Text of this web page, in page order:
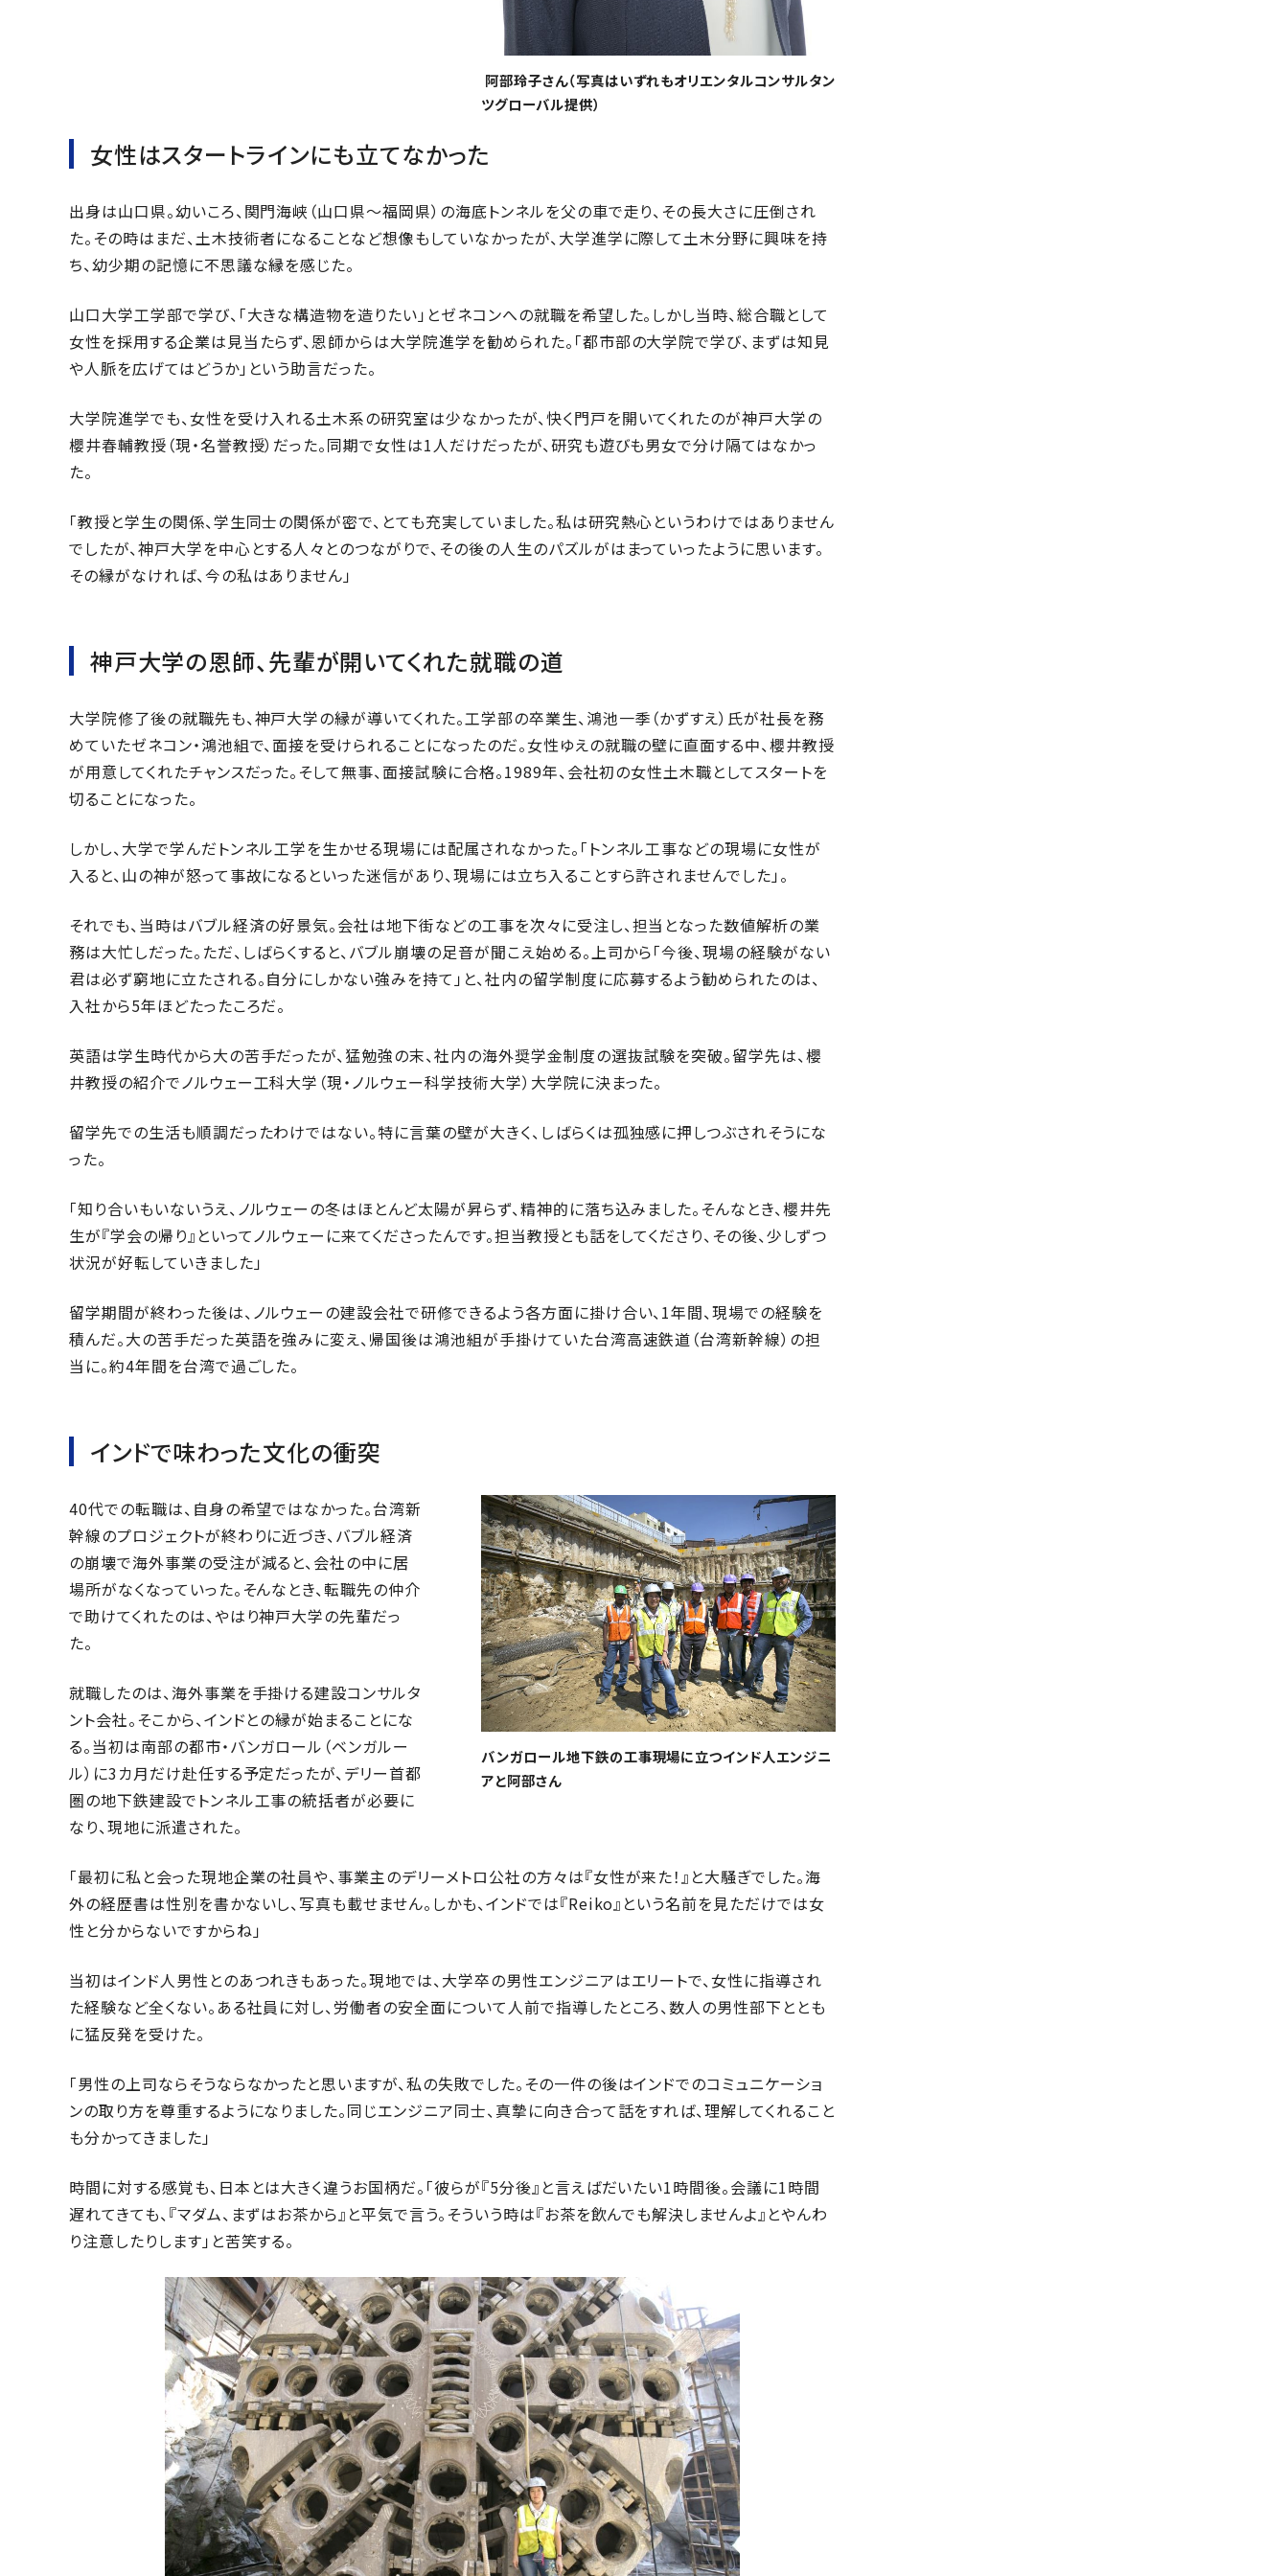
阿部玲子さん（写真はいずれもオリエンタルコンサルタン
ツグローバル提供）
女性はスタートラインにも立てなかった
出身は山口県。幼いころ、関門海峡（山口県～福岡県）の海底トンネルを父の車で走り、その長大さに圧倒され
た。その時はまだ、土木技術者になることなど想像もしていなかったが、大学進学に際して土木分野に興味を持
ち、幼少期の記憶に不思議な縁を感じた。
山口大学工学部で学び、「大きな構造物を造りたい」とゼネコンへの就職を希望した。しかし当時、総合職として
女性を採用する企業は見当たらず、恩師からは大学院進学を勧められた。「都市部の大学院で学び、まずは知見
や人脈を広げてはどうか」という助言だった。
大学院進学でも、女性を受け入れる土木系の研究室は少なかったが、快く門戸を開いてくれたのが神戸大学の
櫻井春輔教授（現・名誉教授）だった。同期で女性は1人だけだったが、研究も遊びも男女で分け隔てはなかっ
た。
「教授と学生の関係、学生同士の関係が密で、とても充実していました。私は研究熱心というわけではありません
でしたが、神戸大学を中心とする人々とのつながりで、その後の人生のパズルがはまっていったように思います。
その縁がなければ、今の私はありません」
神戸大学の恩師、先輩が開いてくれた就職の道
大学院修了後の就職先も、神戸大学の縁が導いてくれた。工学部の卒業生、鴻池一季（かずすえ）氏が社長を務
めていたゼネコン・鴻池組で、面接を受けられることになったのだ。女性ゆえの就職の壁に直面する中、櫻井教授
が用意してくれたチャンスだった。そして無事、面接試験に合格。1989年、会社初の女性土木職としてスタートを
切ることになった。
しかし、大学で学んだトンネル工学を生かせる現場には配属されなかった。「トンネル工事などの現場に女性が
入ると、山の神が怒って事故になるといった迷信があり、現場には立ち入ることすら許されませんでした」。
それでも、当時はバブル経済の好景気。会社は地下街などの工事を次々に受注し、担当となった数値解析の業
務は大忙しだった。ただ、しばらくすると、バブル崩壊の足音が聞こえ始める。上司から「今後、現場の経験がない
君は必ず窮地に立たされる。自分にしかない強みを持て」と、社内の留学制度に応募するよう勧められたのは、
入社から5年ほどたったころだ。
英語は学生時代から大の苦手だったが、猛勉強の末、社内の海外奨学金制度の選抜試験を突破。留学先は、櫻
井教授の紹介でノルウェー工科大学（現・ノルウェー科学技術大学）大学院に決まった。
留学先での生活も順調だったわけではない。特に言葉の壁が大きく、しばらくは孤独感に押しつぶされそうにな
った。
「知り合いもいないうえ、ノルウェーの冬はほとんど太陽が昇らず、精神的に落ち込みました。そんなとき、櫻井先
生が『学会の帰り』といってノルウェーに来てくださったんです。担当教授とも話をしてくださり、その後、少しずつ
状況が好転していきました」
留学期間が終わった後は、ノルウェーの建設会社で研修できるよう各方面に掛け合い、1年間、現場での経験を
積んだ。大の苦手だった英語を強みに変え、帰国後は鴻池組が手掛けていた台湾高速鉄道（台湾新幹線）の担
当に。約4年間を台湾で過ごした。
インドで味わった文化の衝突
バンガロール地下鉄の工事現場に立つインド人エンジニ
アと阿部さん
40代での転職は、自身の希望ではなかった。台湾新
幹線のプロジェクトが終わりに近づき、バブル経済
の崩壊で海外事業の受注が減ると、会社の中に居
場所がなくなっていった。そんなとき、転職先の仲介
で助けてくれたのは、やはり神戸大学の先輩だっ
た。
就職したのは、海外事業を手掛ける建設コンサルタ
ント会社。そこから、インドとの縁が始まることにな
る。当初は南部の都市・バンガロール（ベンガルー
ル）に3カ月だけ赴任する予定だったが、デリー首都
圏の地下鉄建設でトンネル工事の統括者が必要に
なり、現地に派遣された。
「最初に私と会った現地企業の社員や、事業主のデリーメトロ公社の方々は『女性が来た！』と大騒ぎでした。海
外の経歴書は性別を書かないし、写真も載せません。しかも、インドでは『Reiko』という名前を見ただけでは女
性と分からないですからね」
当初はインド人男性とのあつれきもあった。現地では、大学卒の男性エンジニアはエリートで、女性に指導され
た経験など全くない。ある社員に対し、労働者の安全面について人前で指導したところ、数人の男性部下ととも
に猛反発を受けた。
「男性の上司ならそうならなかったと思いますが、私の失敗でした。その一件の後はインドでのコミュニケーショ
ンの取り方を尊重するようになりました。同じエンジニア同士、真摯に向き合って話をすれば、理解してくれること
も分かってきました」
時間に対する感覚も、日本とは大きく違うお国柄だ。「彼らが『5分後』と言えばだいたい1時間後。会議に1時間
遅れてきても、『マダム、まずはお茶から』と平気で言う。そういう時は『お茶を飲んでも解決しませんよ』とやんわ
り注意したりします」と苦笑する。